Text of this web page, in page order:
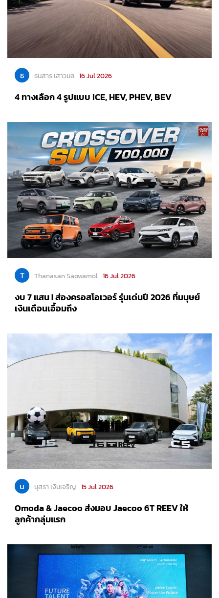
ธ ธนสาร เสาวมล 16 Jul 2026
4 ทางเลือก 4 รูปแบบ ICE, HEV, PHEV, BEV
T Thanasan Saowamol 16 Jul 2026
งบ 7 แสน ! ส่องครอสโอเวอร์ รุ่นเด่นปี 2026 ที่มนุษย์
เงินเดือนเอื้อมถึง
น นุสรา เงินเจริญ 15 Jul 2026
Omoda & Jaecoo ส่งมอบ Jaecoo 6T REEV ให้
ลูกค้ากลุ่มแรก